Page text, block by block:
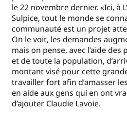
le 22 novembre dernier. «Ici, à
Sulpice, tout le monde se
communauté est un projet
On le voit, les demandes
mais on pense, avec l’aide
et de toute la population,
montant visé pour cette
travailler fort afin d’amasser
en aide aux gens qui en ont
d’ajouter Claudie Lavoie.